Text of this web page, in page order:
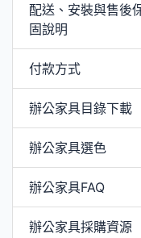
配送、安裝與售後
固說明
付款方式
辦公家具目錄下載
辦公家具選色
辦公家具FAQ
辦公家具採購資源